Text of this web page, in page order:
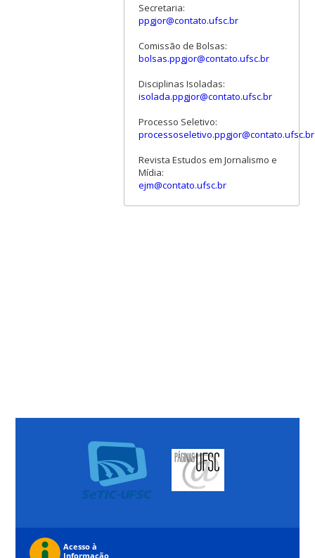
Secretaria:
ppgjor@contato.ufsc.br
Comissão de Bolsas:
bolsas.ppgjor@contato.ufsc.br
Disciplinas Isoladas:
isolada.ppgjor@contato.ufsc.br
Processo Seletivo:
processoseletivo.ppgjor@contato.ufsc.br
Revista Estudos em Jornalismo e
Mídia:
ejm@contato.ufsc.br